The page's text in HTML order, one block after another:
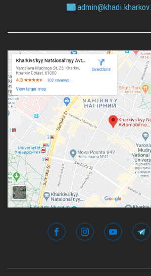
admin@khadi.kharkov.